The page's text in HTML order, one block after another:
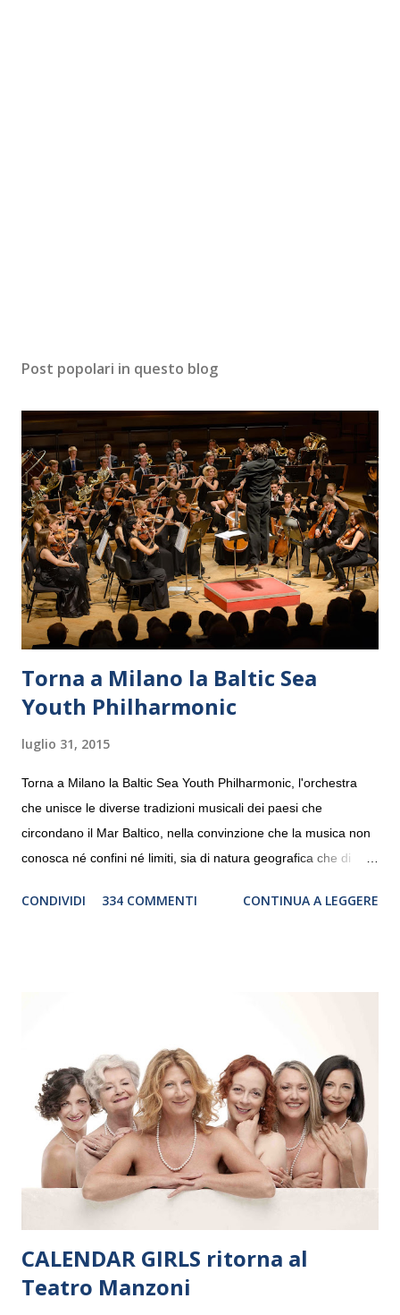
Post popolari in questo blog
Torna a Milano la Baltic Sea
Youth Philharmonic
luglio 31, 2015
Torna a Milano la Baltic Sea Youth Philharmonic, l'orchestra
che unisce le diverse tradizioni musicali dei paesi che
circondano il Mar Baltico, nella convinzione che la musica non
conosca né confini né limiti, sia di natura geografica che di
debutterà il 10 settembre a Heiden, in Germania, e toccherà, in
“Settembre dell’Accademia” dove si esibirà per il secondo anno
consecutivo. Il pubblico milanese avrà il piacere di applaudire i
giovani artisti della Baltic Sea Youth Philharmonic per la quarta
volta. L’orchestra, fondata nel 2008 da Kristjan Järvi (affiancato
da un prestigioso consiglio di consulent...
CONDIVIDI 334 COMMENTI CONTINUA A LEGGERE
CALENDAR GIRLS ritorna al
Teatro Manzoni